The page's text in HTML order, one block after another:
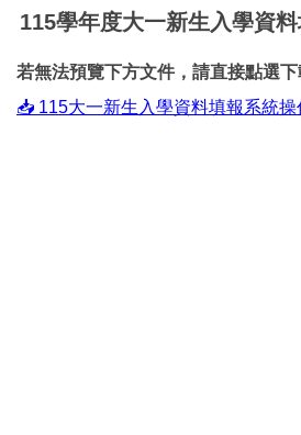
115學年度大一新生入學資
若無法預覽下方文件，請直接點選下
📥 115大一新生入學資料填報系統